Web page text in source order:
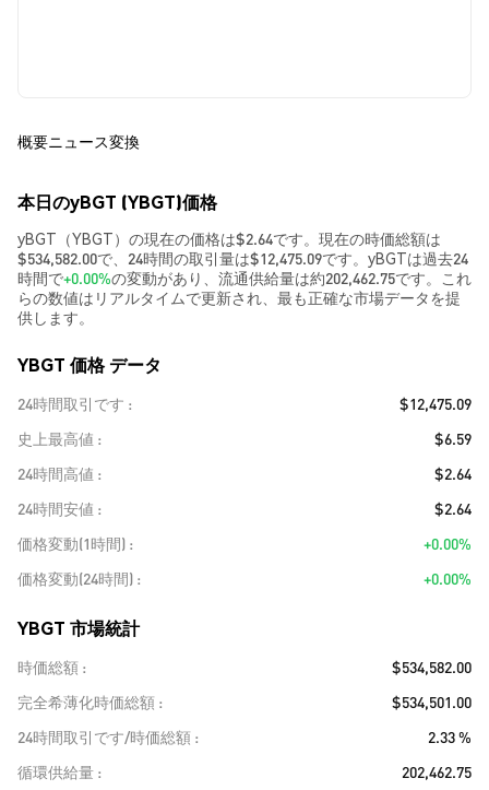
概要ニュース変換
本日のyBGT (YBGT)価格
yBGT（YBGT）の現在の価格は$2.64です。現在の時価総額は
$534,582.00で、24時間の取引量は$12,475.09です。yBGTは過去24
時間で+0.00%の変動があり、流通供給量は約202,462.75です。これ
らの数値はリアルタイムで更新され、最も正確な市場データを提
供します。
YBGT 価格 データ
24時間取引です
$12,475.09
史上最高値
$6.59
24時間高値
$2.64
24時間安値
$2.64
価格変動(1時間)
+0.00%
価格変動(24時間)
+0.00%
YBGT 市場統計
時価総額
$534,582.00
完全希薄化時価総額
$534,501.00
24時間取引です/時価総額
2.33 %
循環供給量
202,462.75